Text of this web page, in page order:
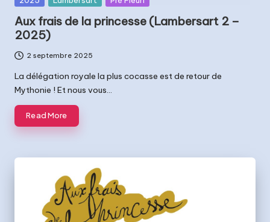
t
s
Aux frais de la princesse (Lambersart 2 –
2025)
2 septembre 2025
La délégation royale la plus cocasse est de retour de
Mythonie ! Et nous vous…
Read More